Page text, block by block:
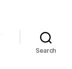
Search